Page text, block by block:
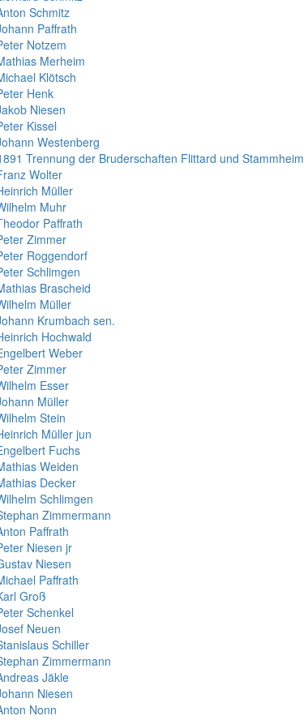
Schmitz
Paffrath
Notzem
Merheim
Klötsch
Henk
Niesen
Kissel
Westenberg
Trennung der Bruderschaften Flittard und Stammheim
Wolter
Müller
Muhr
Paffrath
Zimmer
Roggendorf
Schlimgen
Brascheid
Müller
Krumbach sen.
Hochwald
Weber
Zimmer
Esser
Müller
Stein
Müller jun
Fuchs
Weiden
Decker
Schlimgen
Zimmermann
Paffrath
Niesen jr
Niesen
Paffrath
Groß
Schenkel
Neuen
Schiller
Zimmermann
Jäkle
Niesen
Nonn